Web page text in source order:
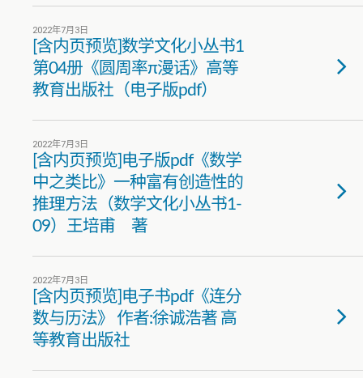
2022年7月3日
[含内页预览]数学文化小丛书1
第04册《圆周率π漫话》高等
教育出版社（电子版pdf）
2022年7月3日
[含内页预览]电子版pdf《数学
中之类比》一种富有创造性的
推理方法（数学文化小丛书1-
09）王培甫 著
2022年7月3日
[含内页预览]电子书pdf《连分
数与历法》 作者:徐诚浩著 高
等教育出版社